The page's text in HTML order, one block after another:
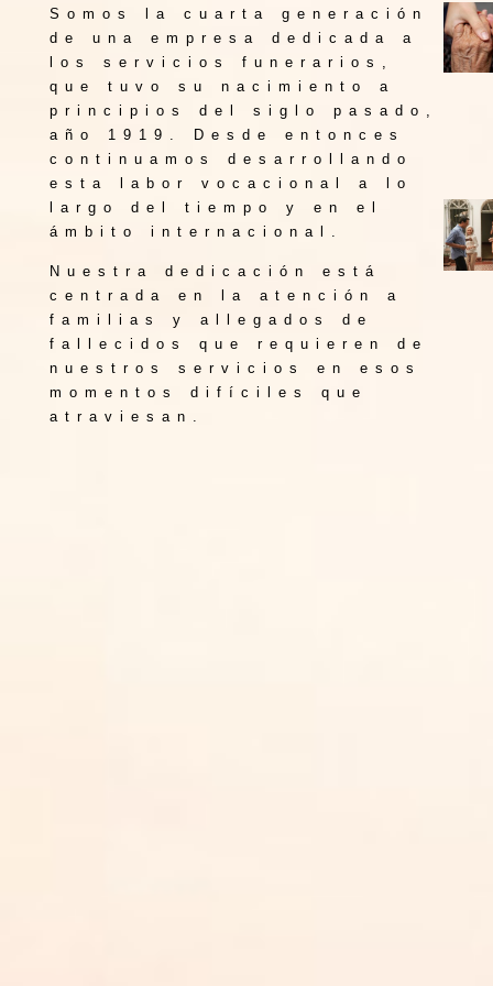
Somos la cuarta generación
de una empresa dedicada a
los servicios funerarios,
que tuvo su nacimiento a
principios del siglo pasado,
año 1919. Desde entonces
continuamos desarrollando
esta labor vocacional a lo
largo del tiempo y en el
ámbito internacional.
Nuestra dedicación está
centrada en la atención a
familias y allegados de
fallecidos que requieren de
nuestros servicios en esos
momentos difíciles que
atraviesan.